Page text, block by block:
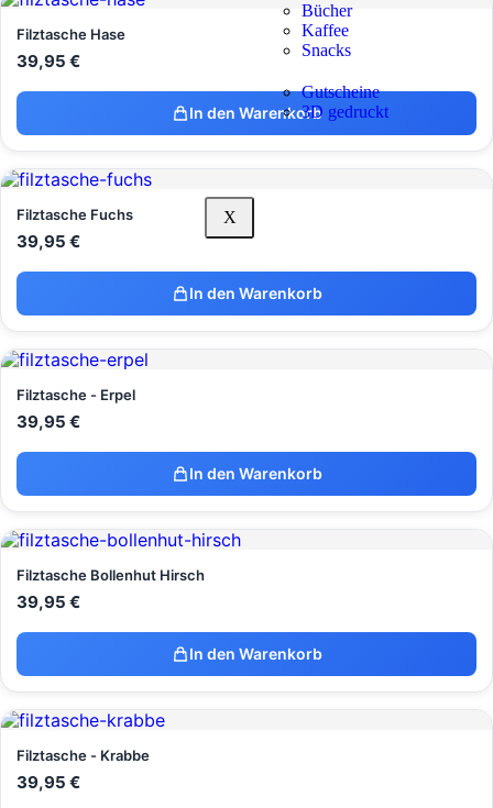
Bücher
Kaffee
Snacks
Gutscheine
3D gedruckt
X
Filztasche Hase
39,95 €
In den Warenkorb
Filztasche Fuchs
39,95 €
In den Warenkorb
Filztasche - Erpel
39,95 €
In den Warenkorb
Filztasche Bollenhut Hirsch
39,95 €
In den Warenkorb
Filztasche - Krabbe
39,95 €